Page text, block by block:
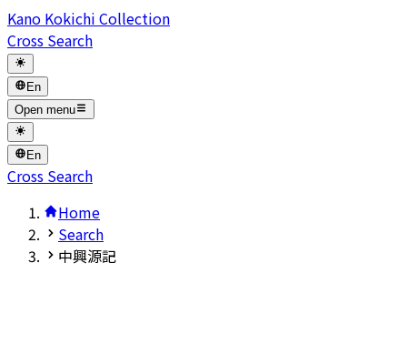
Kano Kokichi Collection
Cross Search
En
Open menu
En
Cross Search
Home
Search
中興源記